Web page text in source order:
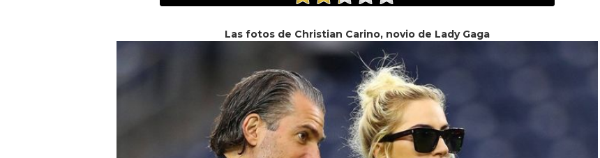
Las fotos de Christian Carino, novio de Lady Gaga